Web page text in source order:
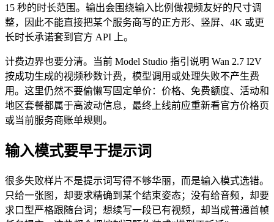
15 秒的时长范围。输出会围绕输入比例做视频友好的尺寸调
整，因此不能直接把某个服务商写的正方形、竖屏、4K 或更
长时长承诺套到官方 API 上。
计费边界也要分清。当前 Model Studio 指引说明 Wan 2.7 I2V
按成功生成的视频秒数计费，模型调用或处理失败不产生费
用。这里仍然不要偷懒写固定单价：价格、免费额度、活动和
地区套餐都属于高波动信息，最终上线前应重新看官方价格页
或当前服务商账单规则。
输入模式要早于提示词
很多失败样片不是提示词写得不够华丽，而是输入模式选错。
只给一张图，却要求精确到某个结束姿态；没有给音频，却要
求口型严格跟随台词；想续写一段已有视频，却当成普通首帧